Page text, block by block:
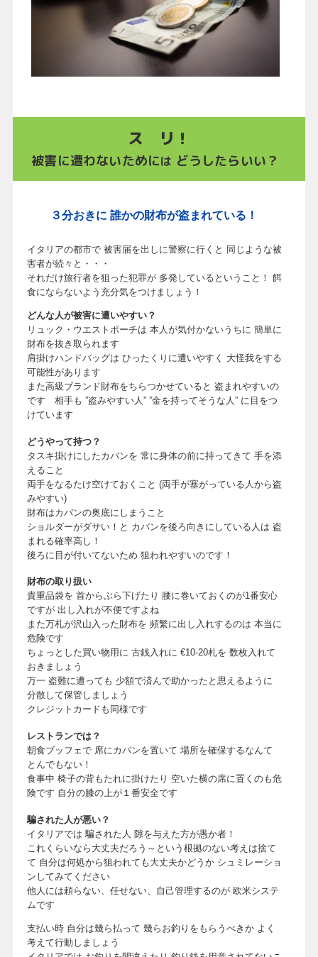
ス リ！
被害に遭わないためには どうしたらいい？
３分おきに 誰かの財布が盗まれている！
イタリアの都市で 被害届を出しに警察に行くと 同じような被
害者が続々と・・・
それだけ旅行者を狙った犯罪が 多発しているということ！ 餌
食にならないよう充分気をつけましょう！
どんな人が被害に遭いやすい？
リュック・ウエストポーチは 本人が気付かないうちに 簡単に
財布を抜き取られます
肩掛けハンドバッグは ひったくりに遭いやすく 大怪我をする
可能性があります
また高級ブランド財布をちらつかせていると 盗まれやすいの
です 相手も ”盗みやすい人” ”金を持ってそうな人” に目をつ
けています
どうやって持つ？
タスキ掛けにしたカバンを 常に身体の前に持ってきて 手を添
えること
両手をなるたけ空けておくこと (両手が塞がっている人から盗
みやすい)
財布はカバンの奥底にしまうこと
ショルダーがダサい！と カバンを後ろ向きにしている人は 盗
まれる確率高し！
後ろに目が付いてないため 狙われやすいのです！
財布の取り扱い
貴重品袋を 首からぶら下げたり 腰に巻いておくのが1番安心
ですが 出し入れが不便ですよね
また万札が沢山入った財布を 頻繁に出し入れするのは 本当に
危険です
ちょっとした買い物用に 古銭入れに €10-20札を 数枚入れて
おきましょう
万一 盗難に遭っても 少額で済んで助かったと思えるように
分散して保管しましょう
クレジットカードも同様です
レストランでは？
朝食ブッフェで 席にカバンを置いて 場所を確保するなんて
とんでもない！
食事中 椅子の背もたれに掛けたり 空いた横の席に置くのも危
険です 自分の膝の上が１番安全です
騙された人が悪い？
イタリアでは 騙された人 隙を与えた方が愚か者！
これくらいなら大丈夫だろう～という根拠のない考えは捨て
て 自分は何処から狙われても大丈夫かどうか シュミレーショ
ンしてみてください
他人には頼らない、任せない、自己管理するのが 欧米システ
ムです
支払い時 自分は幾ら払って 幾らお釣りをもらうべきか よく
考えて行動しましょう